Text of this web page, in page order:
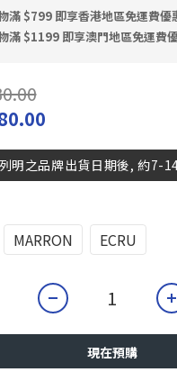
滿 $799 即享香港地區免運費優
滿 $1199 即享澳門地區免運費
明之品牌出貨日期後, 約7-
MARRON ECRU
現在預購